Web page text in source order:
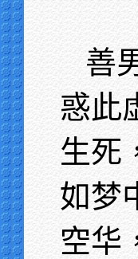
善
惑此
生死
如梦
空华